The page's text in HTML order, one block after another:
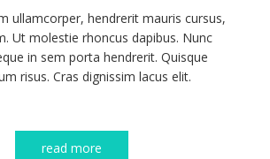
ullamcorper, hendrerit mauris cursus,
Ut molestie rhoncus dapibus. Nunc
in sem porta hendrerit. Quisque
risus. Cras dignissim lacus elit.
read more